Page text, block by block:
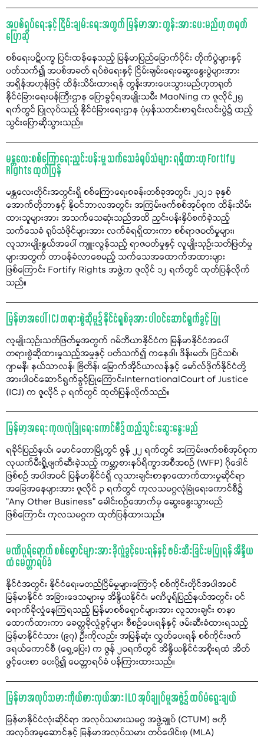
အပစ်ရပ်ရေးနှင့် ငြိမ်းချမ်းရေးအတွက် မြန်မာအား တွန်းအားပေးမည်ဟု တရုတ်
ပြောဆို
စစ်ရေးပဋိပက္ခ ပြင်းထန်နေသည့် မြန်မာပြည်မြောက်ပိုင်း တိုက်ပွဲများနှင့်
ပတ်သက်၍ အပစ်အခတ် ရပ်စဲရေးနှင့် ငြိမ်းချမ်းရေးဆွေးနွေးပွဲများအား
အရှိန်အဟုန်ဖြင့် ထိန်းသိမ်းထားရန် တွန်းအားပေးသွားမည်ဟုတရုတ်
နိုင်ငံခြားရေးဝန်ကြီးဌာန ပြောခွင့်ရအမျိုးသမီး MaoNing က ဇူလိုင်၂၅
ရက်တွင် ပြုလုပ်သည့် နိုင်ငံခြားရေးဌာန ပုံမှန်သတင်းစာရှင်းလင်းပွဲ၌ ထည့်
သွင်းပြောဆိုသွားသည်။
မန္တလေးစစ်ကြောရေးညှင်းပန်းမှု သက်သေခံရုပ်သံများ ရရှိထားဟု Fortify
Rights ထုတ်ပြန်
မန္တလေးတိုင်းအတွင်းရှိ စစ်ကြောရေးစခန်းတစ်ခုအတွင်း ၂၀၂၁ ခုနှစ်
အောက်တိုဘာနှင့် နိုဝင်ဘာလအတွင်း အကြမ်းဖက်စစ်အုပ်စုက ထိန်းသိမ်း
ထားသူများအား အသက်သေဆုံးသည်အထိ ညှင်းပန်းနှိပ်စက်ခဲ့သည့်
သက်သေခံ ရုပ်သံဖိုင်များအား လက်ခံရရှိထားကာ စစ်ရာဇဝတ်မှုများ၊
လူသားမျိုးနွယ်အပေါ် ကျူးလွန်သည့် ရာဇဝတ်မှုနှင့် လူမျိုးသုဉ်းသတ်ဖြတ်မှု
များအတွက် တာဝန်ခံလာစေမည့် သက်သေအထောက်အထားများ
ဖြစ်ကြောင်း Fortify Rights အဖွဲ့က ဇူလိုင် ၁၂ ရက်တွင် ထုတ်ပြန်လိုက်
သည်။
မြန်မာအပေါ် ICJ တရားစွဲဆိုမှု၌ နိုင်ငံရှစ်ခုအား ပါဝင်ဆောင်ရွက်ခွင့် ပြု
လူမျိုးသုဉ်းသတ်ဖြတ်မှုအတွက် ဂမ်ဘီယာနိုင်ငံက မြန်မာနိုင်ငံအပေါ်
တရားစွဲဆိုထားမှုသည့်အမှုနှင့် ပတ်သက်၍ ကနေဒါ၊ ဒိန်းမတ်၊ ပြင်သစ်၊
ဂျာမနီ၊ နယ်သာလန်၊ ဗြိတိန်၊ မြောက်အိုင်ယာလန်နှင့် မော်လ်ဒိုက်နိုင်ငံတို့
အားပါဝင်ဆောင်ရွက်ခွင့်ပြုကြောင်းInternationalCourt of Justice
(ICJ) က ဇူလိုင် ၃ ရက်တွင် ထုတ်ပြန်လိုက်သည်။
မြန်မာ့အရေး ကုလလုံခြုံရေးကောင်စီ၌ ထည့်သွင်းဆွေးနွေးမည်
ရခိုင်ပြည်နယ်၊ မောင်တောမြို့တွင် ဇွန် ၂၂ ရက်တွင် အကြမ်းဖက်စစ်အုပ်စုက
လုယက်မီးရှို့ဖျက်ဆီးခဲ့သည့် ကမ္ဘာ့စားနပ်ရိက္ခာအစီအစဉ် (WFP) ဂိုဒေါင်
ဖြစ်စဉ် အပါအဝင် မြန်မာနိုင်ငံရှိ လူသားချင်းစာနာထောက်ထားမှုဆိုင်ရာ
အခြေအနေများအား ဇူလိုင် ၃ ရက်တွင် ကုလသမဂ္ဂလုံခြုံရေးကောင်စီ၌
"Any Other Business” ခေါင်းစဉ်အောက်မှ ဆွေးနွေးသွားမည်
ဖြစ်ကြောင်း ကုလသမဂ္ဂက ထုတ်ပြန်ထားသည်။
မဏိပူရ်ရောက် စစ်ရှောင်များအား ခိုလှုံခွင့်ပေးရန်နှင့် ဖမ်းဆီးခြင်းမပြုရန် အိန္ဒိယ
ထံ မေတ္တာရပ်ခံ
နိုင်ငံအတွင်း နိုင်ငံရေးမတည်ငြိမ်မှုများကြောင့် စစ်ကိုင်းတိုင်အပါအဝင်
မြန်မာနိုင်ငံ အခြားဒေသများမှ အိန္ဒိယနိုင်ငံ၊ မဏိပူရ်ပြည်နယ်အတွင်း ဝင်
ရောက်ခိုလှုံနေကြရသည့် မြန်မာစစ်ရှောင်များအား လူသားချင်း စာနာ
ထောက်ထားကာ ခေတ္တခိုလှုံခွင့်များ စီစဉ်ပေးရန်နှင့် ဖမ်းဆီးခံထားရသည့်
မြန်မာနိုင်ငံသား (၉၇) ဦးကိုလည်း အမြန်ဆုံး လွှတ်ပေးရန် စစ်ကိုင်းဖက်
ဒရယ်ကောင်စီ (ရှေ့ပြေး) က ဇွန် ၂၀ရက်တွင် အိန္ဒိယနိုင်ငံအစိုးရထံ အိတ်
ဖွင့်ပေးစာ ပေးပို့၍ မေတ္တာရပ်ခံ ပန်ကြားထားသည်။
မြန်မာအလုပ်သမားကိုယ်စားလှယ်အား ILO အုပ်ချုပ်မှုအဖွဲ့၌ ထပ်မံရွေးချယ်
မြန်မာနိုင်ငံလုံးဆိုင်ရာ အလုပ်သမားသမဂ္ဂ အဖွဲ့ချုပ် (CTUM) ဗဟို
အလုပ်အမှုဆောင်နှင့် မြန်မာအလုပ်သမား တပ်ပေါင်းစု (MLA)